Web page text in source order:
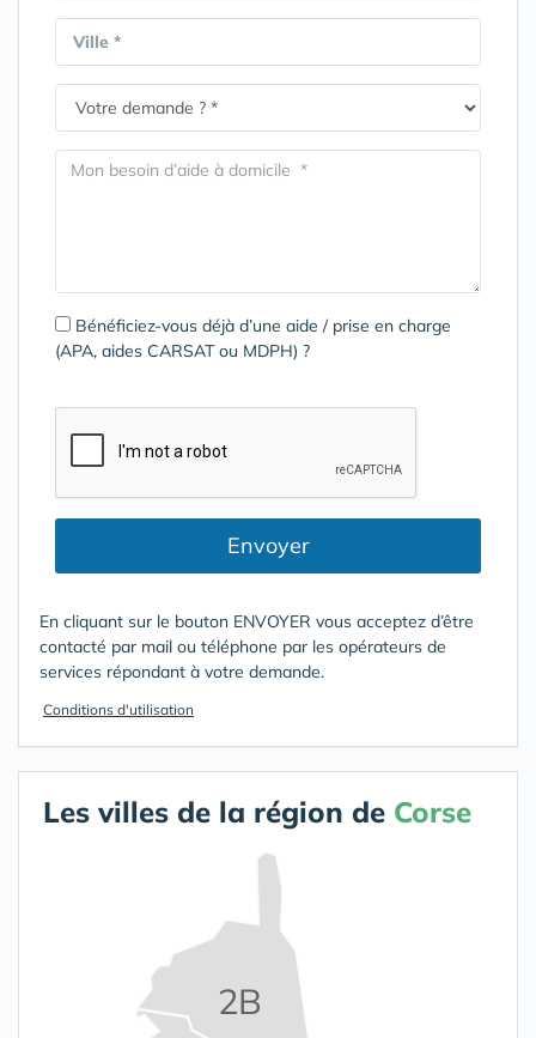
Ville *
Bénéficiez-vous déjà d’une aide / prise en charge
(APA, aides CARSAT ou MDPH) ?
Envoyer
En cliquant sur le bouton ENVOYER vous acceptez d’être
contacté par mail ou téléphone par les opérateurs de
services répondant à votre demande.
Conditions d'utilisation
Les villes de la région de Corse
2B